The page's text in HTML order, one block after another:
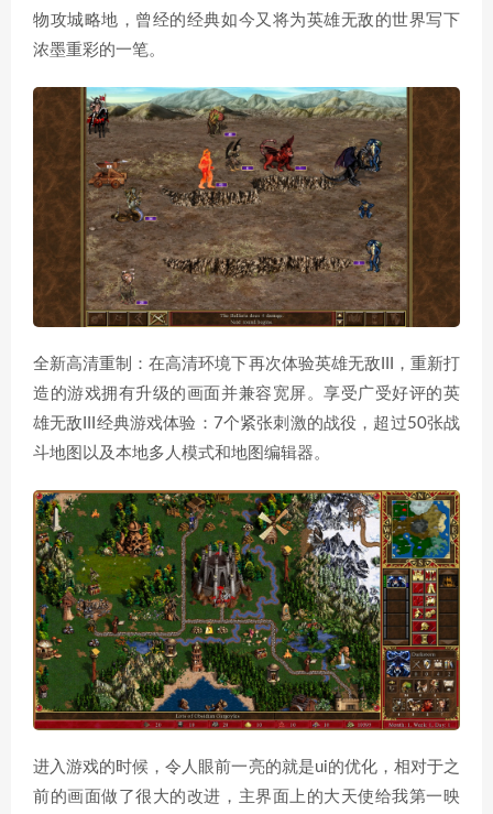
物攻城略地，曾经的经典如今又将为英雄无敌的世界写下
浓墨重彩的一笔。
全新高清重制：在高清环境下再次体验英雄无敌III，重新打
造的游戏拥有升级的画面并兼容宽屏。享受广受好评的英
雄无敌III经典游戏体验：7个紧张刺激的战役，超过50张战
斗地图以及本地多人模式和地图编辑器。
进入游戏的时候，令人眼前一亮的就是ui的优化，相对于之
前的画面做了很大的改进，主界面上的大天使给我第一映